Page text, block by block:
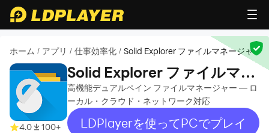
ホーム / アプリ / 仕事効率化 / Solid Explorer ファイルマネージャ
4.0 100+
Solid Explorer ファイルマネ
ージャ
高機能デュアルペイン ファイルマネージャー — ロ
ーカル・クラウド・ネットワーク対応
LDPlayerを使ってPCでプレイ